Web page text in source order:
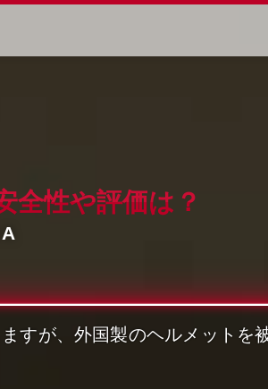
全性や評価は？
すが、外国製のヘルメットを